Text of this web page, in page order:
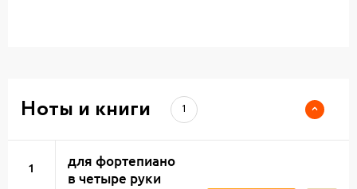
Ноты и книги 1
1
для фортепиано
в четыре руки